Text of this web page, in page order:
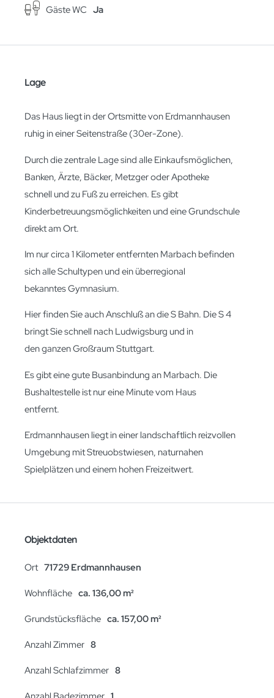
Gäste WC Ja
Lage
Das Haus liegt in der Ortsmitte von Erdmannhausen
ruhig in einer Seitenstraße (30er-Zone).
Durch die zentrale Lage sind alle Einkaufsmöglichen,
Banken, Ärzte, Bäcker, Metzger oder Apotheke
schnell und zu Fuß zu erreichen. Es gibt
Kinderbetreuungsmöglichkeiten und eine Grundschule
direkt am Ort.
Im nur circa 1 Kilometer entfernten Marbach befinden
sich alle Schultypen und ein überregional
bekanntes Gymnasium.
Hier finden Sie auch Anschluß an die S Bahn. Die S 4
bringt Sie schnell nach Ludwigsburg und in
den ganzen Großraum Stuttgart.
Es gibt eine gute Busanbindung an Marbach. Die
Bushaltestelle ist nur eine Minute vom Haus
entfernt.
Erdmannhausen liegt in einer landschaftlich reizvollen
Umgebung mit Streuobstwiesen, naturnahen
Spielplätzen und einem hohen Freizeitwert.
Objektdaten
Ort 71729 Erdmannhausen
Wohnfläche ca. 136,00 m²
Grundstücksfläche ca. 157,00 m²
Anzahl Zimmer 8
Anzahl Schlafzimmer 8